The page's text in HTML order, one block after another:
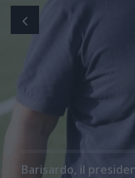
Barisardo, il